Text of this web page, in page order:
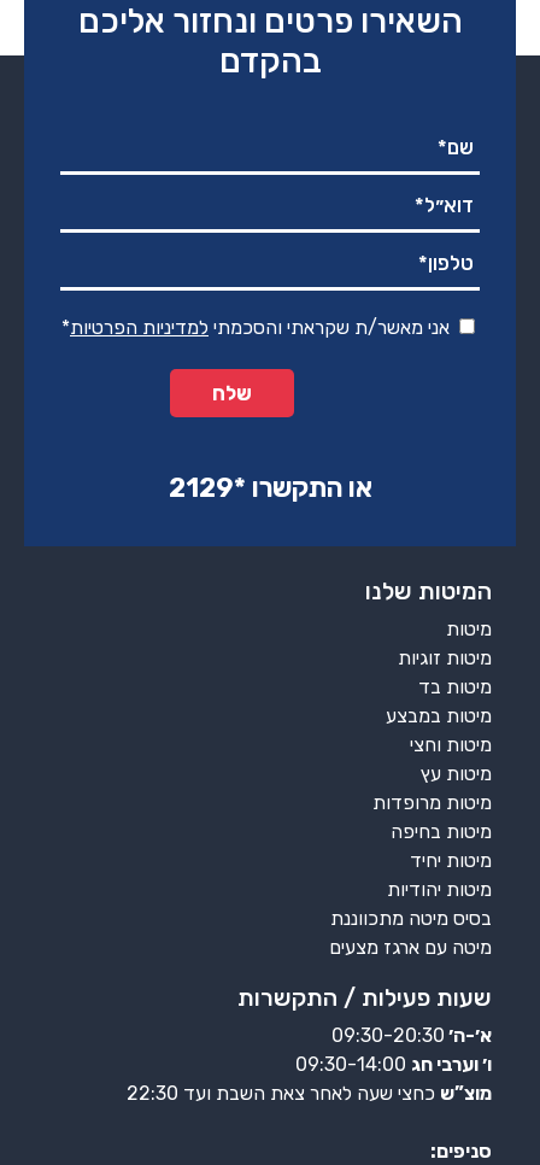
השאירו פרטים ונחזור אליכם
בהקדם
אני מאשר/ת שקראתי והסכמתי למדיניות הפרטיות*
או התקשרו ‏*2129‏
המיטות שלנו
מיטות
מיטות זוגיות
מיטות בד
מיטות במבצע
מיטות וחצי
מיטות עץ
מיטות מרופדות
מיטות בחיפה
מיטות יחיד
מיטות יהודיות
בסיס מיטה מתכווננת
מיטה עם ארגז מצעים
שעות פעילות / התקשרות
א׳-ה׳ 09:30-20:30
ו׳ וערבי חג
מוצ”ש כחצי שעה לאחר צאת השבת ועד 22:30
סניפים: